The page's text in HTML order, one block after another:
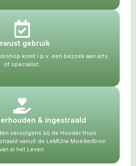
gebruik
komt i.p.v. een bezoek aan arts
of specialist.
& ingestraald
vervolgens bij de Hoeder thuis
vanuit de LeMUria MoederBron
al het Leven.